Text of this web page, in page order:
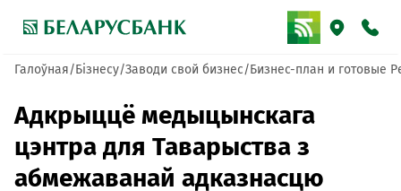
Галоўная Бізнесу Заводи свой бизнес Бизнес-план и готовые
Адкрыццё медыцынскага
цэнтра для Таварыства з
абмежаванай адказнасцю